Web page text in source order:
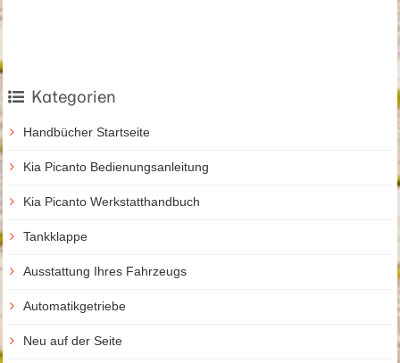
Kategorien
Handbücher Startseite
Kia Picanto Bedienungsanleitung
Kia Picanto Werkstatthandbuch
Tankklappe
Ausstattung Ihres Fahrzeugs
Automatikgetriebe
Neu auf der Seite